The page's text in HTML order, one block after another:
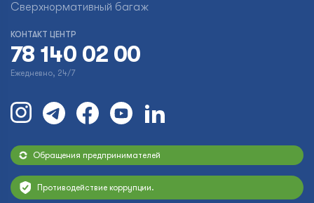
Сверхнормативный багаж
КОНТАКТ ЦЕНТР
78 140 02 00
Ежедневно, 24/7
Обращения предпринимателей
Противодействие коррупции.